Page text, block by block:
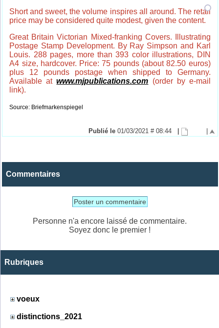
Short and sweet, the volume inspires all around. The retail
price may be considered quite modest, given the content.
Great Britain Victorian Mixed-franking Covers. Illustrating
Postage Stamp Development. By Ray Simpson and Karl
Louis. 288 pages, more than 393 color illustrations, DIN
A4 size, hardcover. Price: 75 pounds (about 82.50 euros)
plus 12 pounds postage when shipped to Germany.
Available atwww.mjpublications.com (order by e-mail
link).
Source: Briefmarkenspiegel
Publié le 01/03/2021 # 08:44
Commentaires
Poster un commentaire
Personne n'a encore laissé de commentaire.
Soyez donc le premier !
Rubriques
voeux
distinctions_2021